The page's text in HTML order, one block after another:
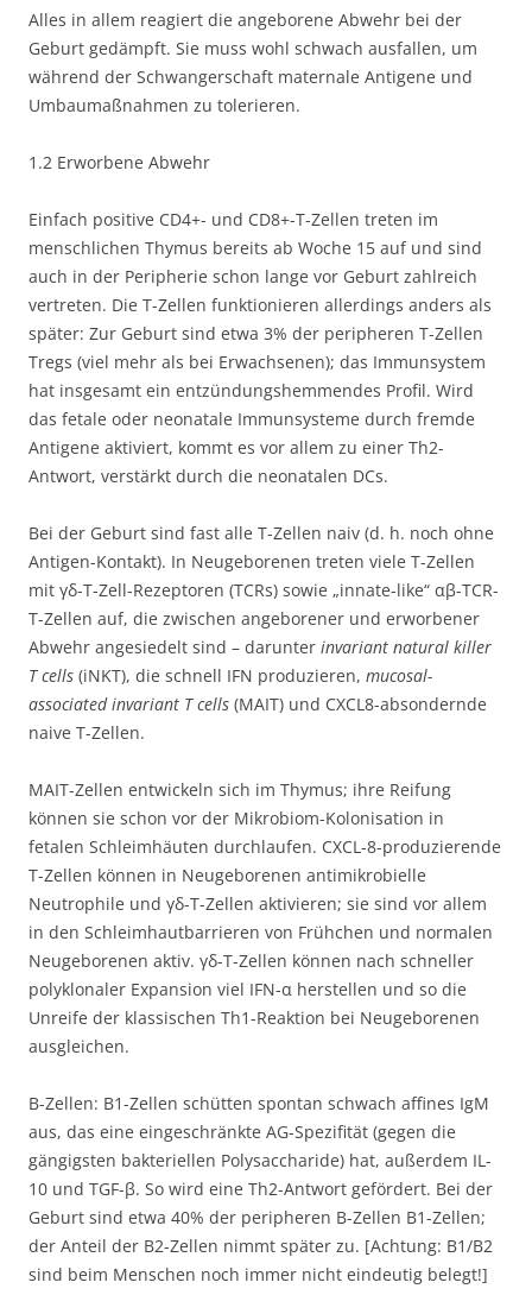
Alles in allem reagiert die angeborene Abwehr bei der
Geburt gedämpft. Sie muss wohl schwach ausfallen, um
während der Schwangerschaft maternale Antigene und
Umbaumaßnahmen zu tolerieren.
1.2 Erworbene Abwehr
Einfach positive CD4+- und CD8+-T-Zellen treten im
menschlichen Thymus bereits ab Woche 15 auf und sind
auch in der Peripherie schon lange vor Geburt zahlreich
vertreten. Die T-Zellen funktionieren allerdings anders als
später: Zur Geburt sind etwa 3% der peripheren T-Zellen
Tregs (viel mehr als bei Erwachsenen); das Immunsystem
hat insgesamt ein entzündungshemmendes Profil. Wird
das fetale oder neonatale Immunsysteme durch fremde
Antigene aktiviert, kommt es vor allem zu einer Th2-
Antwort, verstärkt durch die neonatalen DCs.
Bei der Geburt sind fast alle T-Zellen naiv (d. h. noch ohne
Antigen-Kontakt). In Neugeborenen treten viele T-Zellen
mit γδ-T-Zell-Rezeptoren (TCRs) sowie „innate-like“ αβ-TCR-
T-Zellen auf, die zwischen angeborener und erworbener
Abwehr angesiedelt sind – darunter invariant natural killer
T cells (iNKT), die schnell IFN produzieren, mucosal-
associated invariant T cells (MAIT) und CXCL8-absondernde
naive T-Zellen.
MAIT-Zellen entwickeln sich im Thymus; ihre Reifung
können sie schon vor der Mikrobiom-Kolonisation in
fetalen Schleimhäuten durchlaufen. CXCL-8-produzierende
T-Zellen können in Neugeborenen antimikrobielle
Neutrophile und γδ-T-Zellen aktivieren; sie sind vor allem
in den Schleimhautbarrieren von Frühchen und normalen
Neugeborenen aktiv. γδ-T-Zellen können nach schneller
polyklonaler Expansion viel IFN-α herstellen und so die
Unreife der klassischen Th1-Reaktion bei Neugeborenen
ausgleichen.
B-Zellen: B1-Zellen schütten spontan schwach affines IgM
aus, das eine eingeschränkte AG-Spezifität (gegen die
gängigsten bakteriellen Polysaccharide) hat, außerdem IL-
10 und TGF-β. So wird eine Th2-Antwort gefördert. Bei der
Geburt sind etwa 40% der peripheren B-Zellen B1-Zellen;
der Anteil der B2-Zellen nimmt später zu. [Achtung: B1/B2
sind beim Menschen noch immer nicht eindeutig belegt!]